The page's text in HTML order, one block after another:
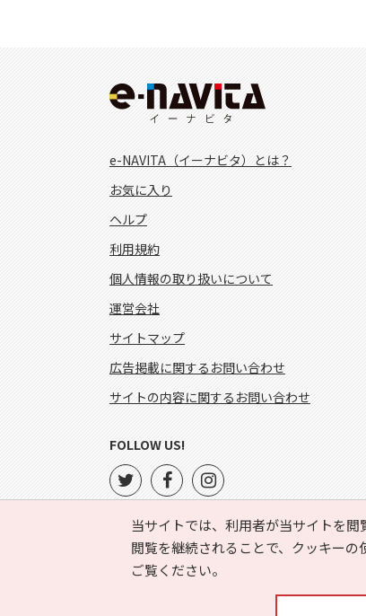
当サイトでは、利用者が当サイトを
閲覧を継続されることで、クッキーの
ご覧ください。
e-NAVITA（イーナビタ）とは？
お気に入り
ヘルプ
利用規約
個人情報の取り扱いについて
運営会社
サイトマップ
広告掲載に関するお問い合わせ
サイトの内容に関するお問い合わせ
FOLLOW US!